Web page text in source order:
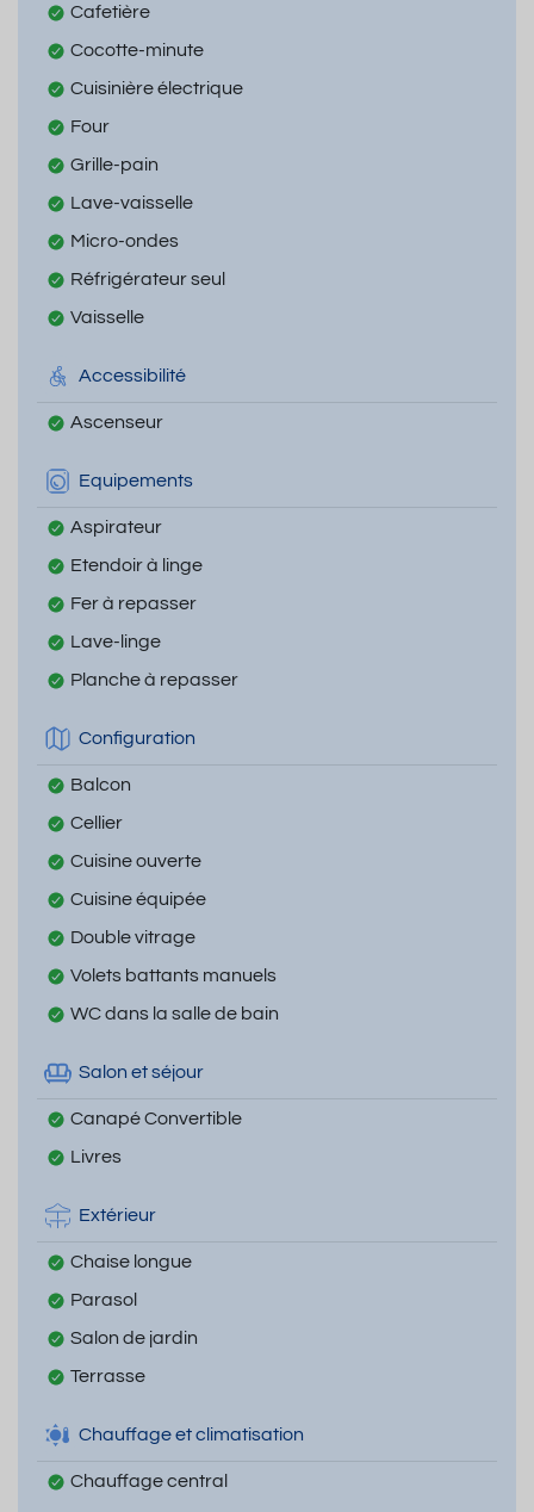
Cafetière
Cocotte-minute
Cuisinière électrique
Four
Grille-pain
Lave-vaisselle
Micro-ondes
Réfrigérateur seul
Vaisselle
Accessibilité
Ascenseur
Equipements
Aspirateur
Etendoir à linge
Fer à repasser
Lave-linge
Planche à repasser
Configuration
Balcon
Cellier
Cuisine ouverte
Cuisine équipée
Double vitrage
Volets battants manuels
WC dans la salle de bain
Salon et séjour
Canapé Convertible
Livres
Extérieur
Chaise longue
Parasol
Salon de jardin
Terrasse
Chauffage et climatisation
Chauffage central